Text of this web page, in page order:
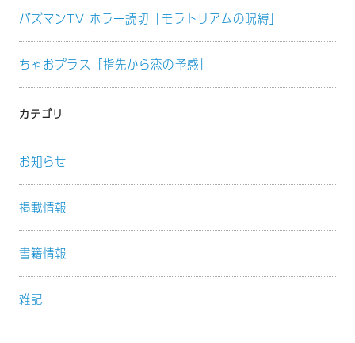
バズマンTV ホラー読切「モラトリアムの呪縛」
ちゃおプラス「指先から恋の予感」
カテゴリ
お知らせ
掲載情報
書籍情報
雑記